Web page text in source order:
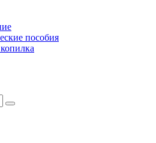
пособия